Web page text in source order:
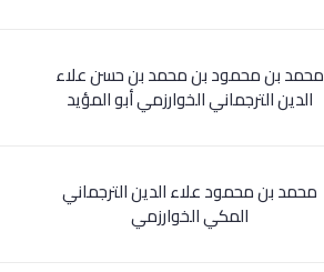
محمد بن محمود بن محمد بن حسن علاء
الدين الترجماني الخوارزمي أبو المؤيد
محمد بن محمود علاء الدين الترجماني
المكي الخوارزمي